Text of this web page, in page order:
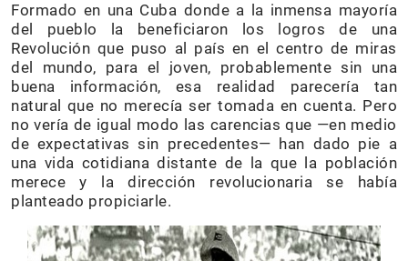
Formado en una Cuba donde a la inmensa mayoría
del pueblo la beneficiaron los logros de una
Revolución que puso al país en el centro de miras
del mundo, para el joven, probablemente sin una
buena información, esa realidad parecería tan
natural que no merecía ser tomada en cuenta. Pero
no vería de igual modo las carencias que —en medio
de expectativas sin precedentes— han dado pie a
una vida cotidiana distante de la que la población
merece y la dirección revolucionaria se había
planteado propiciarle.